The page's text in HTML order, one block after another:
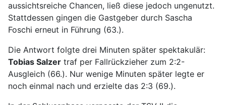
aussichtsreiche Chancen, ließ diese jedoch ungenutzt.
Stattdessen gingen die Gastgeber durch Sascha
Foschi erneut in Führung (63.).
Die Antwort folgte drei Minuten später spektakulär:
Tobias Salzer traf per Fallrückzieher zum 2:2-
Ausgleich (66.). Nur wenige Minuten später legte er
noch einmal nach und erzielte das 2:3 (69.).